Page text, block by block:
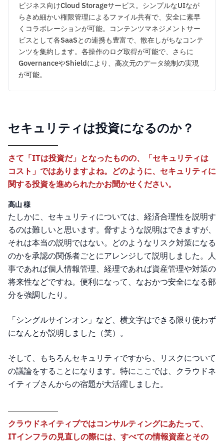
ビジネス向けCloud Storageサービス。シンプルなUIなが
らきめ細かい権限管理によるファイル共有で、安全に素早
くコラボレーションが可能。コンテンツマネジメントサー
ビスとして各SaaSとの連携も豊富で、散在しがちなコンテ
ンツを集約します。各操作のログ取得が可能で、さらに
GovernanceやShieldにより、高次元のデータ統制の実現
が可能。
セキュリティは投資になるのか？
さて「ITは投資だ」となったものの、「セキュリティは
コスト」ではありますよね。どのように、セキュリティに
関する投資を進められたかお聞かせください。
高山 様
たしかに、セキュリティについては、経済合理性を説明す
るのは難しいと思います。脅すような説明はできますが、
それは本当の説明ではない。どのようなリスク対策になる
のかを承認の関係者ごとにアレンジして説明しました。人
事であれば個人情報管理、経理であれば資産管理や対策の
将来性などですね。便利になって、なおかつ安全になる部
分を強調したり。
「シングルサインオン」など、横文字はできる限り使わず
になんとか説明しました（笑）。
そして、もちろんセキュリティですから、リスクについて
の議論をすることになります。特にここでは、クラウドネ
イティブさんからの宿題が大活躍しました。
クラウドネイティブではコンサルティングにあたって、
ITインフラの見直しの際には、すべての情報資産とその